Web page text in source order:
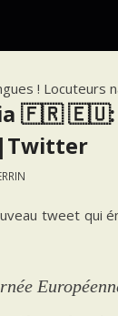
!
🇫🇷 🇪🇺:
tweet qui